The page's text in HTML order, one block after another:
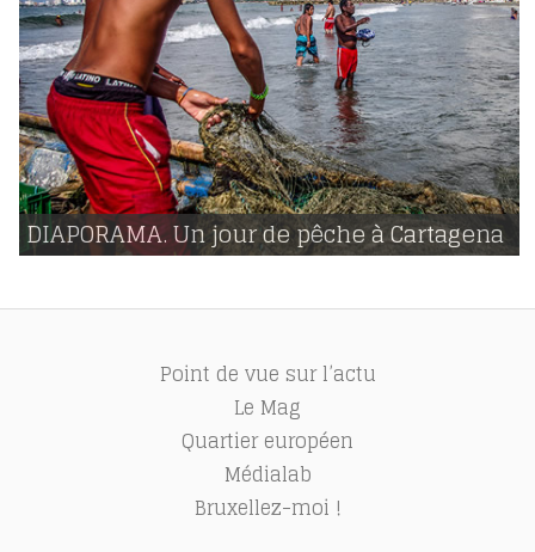
DIAPORAMA. Un jour de pêche à Cartagena
voir
22 | 02 | 2015
909
Point de vue sur l’actu
Le Mag
Quartier européen
Médialab
Bruxellez-moi !